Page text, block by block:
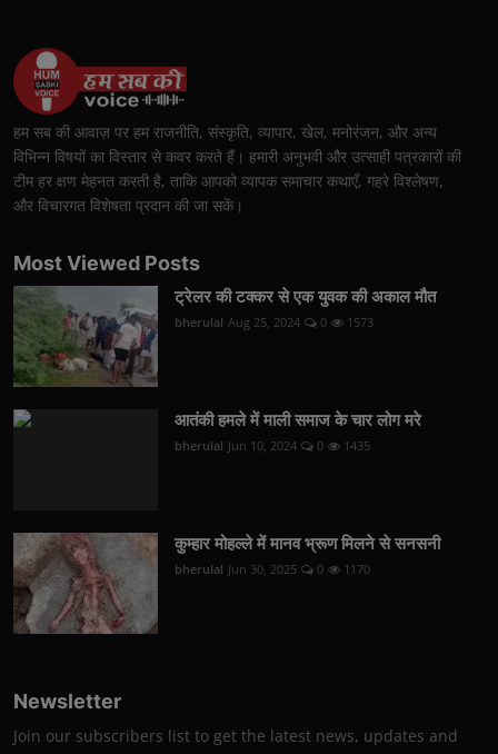
हम सब की आवाज़ पर हम राजनीति, संस्कृति, व्यापार, खेल, मनोरंजन, और अन्य
विभिन्न विषयों का विस्तार से कवर करते हैं। हमारी अनुभवी और उत्साही पत्रकारों की
टीम हर क्षण मेहनत करती है, ताकि आपको व्यापक समाचार कथाएँ, गहरे विश्लेषण,
और विचारगत विशेषता प्रदान की जा सकें।
Most Viewed Posts
ट्रेलर की टक्कर से एक युवक की अकाल मौत
bherulal Aug 25, 2024 0 1573
आतंकी हमले में माली समाज के चार लोग मरे
bherulal Jun 10, 2024 0 1435
कुम्हार मोहल्ले में मानव भ्रूण मिलने से सनसनी
bherulal Jun 30, 2025 0 1170
Newsletter
Join our subscribers list to get the latest news, updates and